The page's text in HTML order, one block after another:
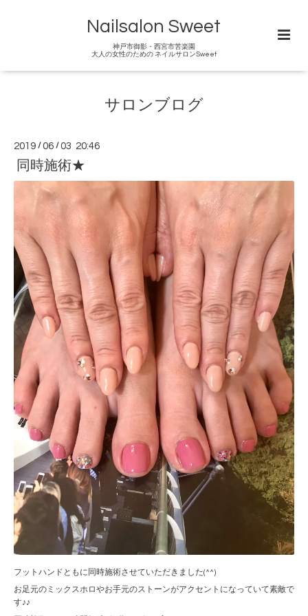
Nailsalon Sweet
神戸市御影・西宮市苦楽園
大人の女性のための ネイルサロンSweet
サロンブログ
2019 /06 /03 20:46
同時施術★
フットハンドともに同時施術させていただきました(^^)
お足元のミックスホロやお手元のストーンがアクセントになっていて素敵で
す♪♪